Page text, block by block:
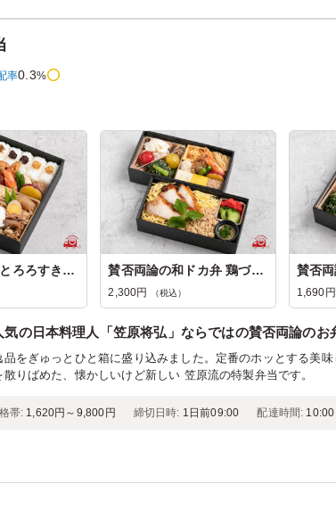
率0.3%
賛否両論 牛のとろろすき焼き弁当 賛否両論の和ドカ弁 鶏づくしご飯
2,300円 （税込） 1,690円
気の日本料理人「笠原将弘」ならではの賛否両論のお
品をぎゅっとひと箱に盛り込みました。定番のホッとする美
りばめた、懐かしいけど新しい 笠原流の特製弁当です。
帯: 1,620円～9,800円 締切日時: 1日前09:00 配達時間: